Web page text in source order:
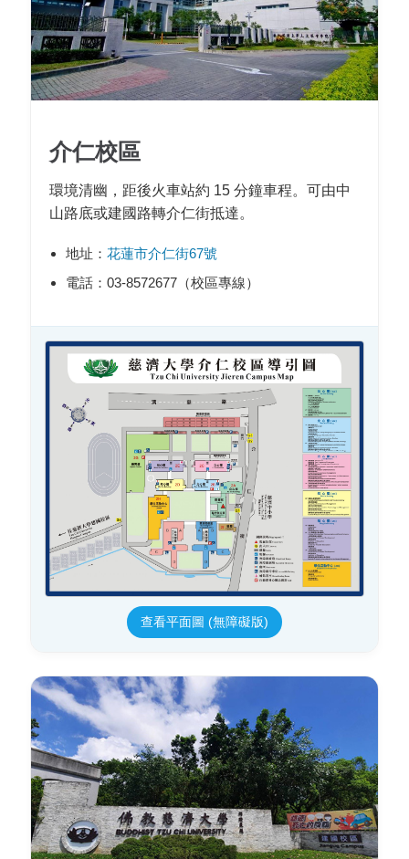
介仁校區
環境清幽，距後火車站約 15 分鐘車程。可由中
山路底或建國路轉介仁街抵達。
地址： 花蓮市介仁街67號
電話：03-8572677（校區專線）
查看平面圖 (無障礙版)